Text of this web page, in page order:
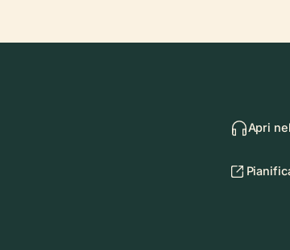
Apri